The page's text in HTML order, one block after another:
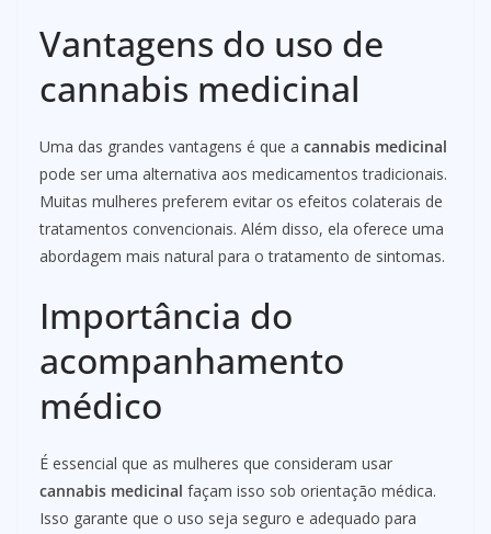
Vantagens do uso de
cannabis medicinal
Uma das grandes vantagens é que a cannabis medicinal
pode ser uma alternativa aos medicamentos tradicionais.
Muitas mulheres preferem evitar os efeitos colaterais de
tratamentos convencionais. Além disso, ela oferece uma
abordagem mais natural para o tratamento de sintomas.
Importância do
acompanhamento
médico
É essencial que as mulheres que consideram usar
cannabis medicinal façam isso sob orientação médica.
Isso garante que o uso seja seguro e adequado para